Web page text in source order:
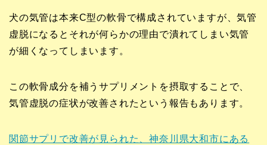
犬の気管は本来C型の軟骨で構成されていますが、気管
虚脱になるとそれが何らかの理由で潰れてしまい気管
が細くなってしまいます。
この軟骨成分を補うサプリメントを摂取することで、
気管虚脱の症状が改善されたという報告もあります。
関節サプリで改善が見られた、神奈川県大和市にある